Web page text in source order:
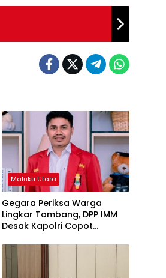
Maluku Utara
Gegara Periksa Warga
Lingkar Tambang, DPP IMM
Desak Kapolri Copot